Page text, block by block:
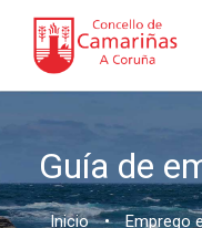
Guía de
Inicio • Emprego